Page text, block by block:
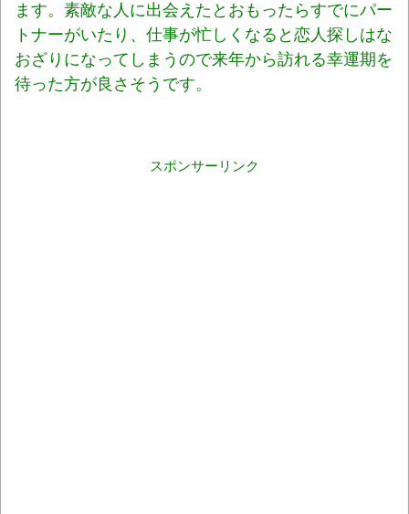
ます。素敵な人に出会えたとおもったらすでにパー
トナーがいたり、仕事が忙しくなると恋人探しはな
おざりになってしまうので来年から訪れる幸運期を
待った方が良さそうです。
スポンサーリンク